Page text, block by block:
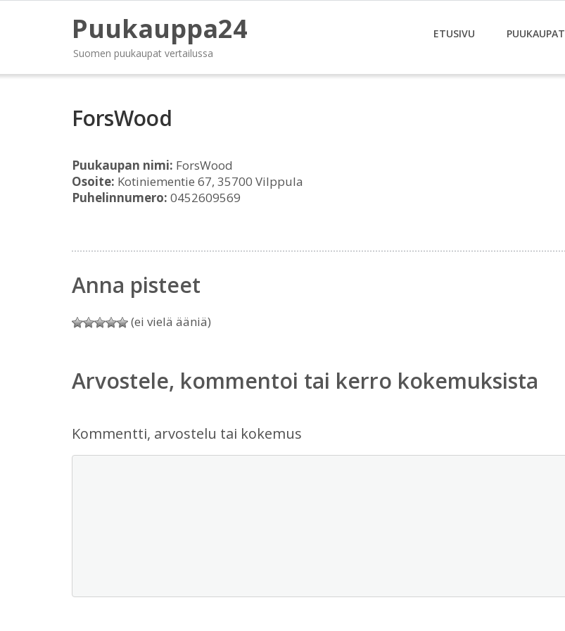
Puukauppa24
Suomen puukaupat vertailussa
ETUSIVU PUUKAUPAT
ForsWood
Puukaupan nimi: ForsWood
Osoite: Kotiniementie 67, 35700 Vilppula
Puhelinnumero: 0452609569
Anna pisteet
(ei vielä ääniä)
Arvostele, kommentoi tai kerro kokemuksista
Kommentti, arvostelu tai kokemus